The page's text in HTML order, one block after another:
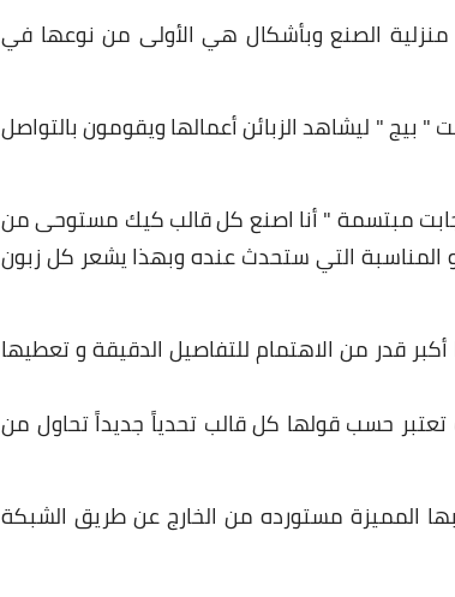
منزلية الصنع وبأشكال هي الأولى من نوعها في
" ليشاهد الزبائن أعمالها ويقومون بالتواصل
مبتسمة " أنا اصنع كل قالب كيك مستوحى من
المناسبة التي ستحدث عنده وبهذا يشعر كل زبون
قدر من الاهتمام للتفاصيل الدقيقة و تعطيها
حسب قولها كل قالب تحدياً جديداً تحاول من
المميزة مستورده من الخارج عن طريق الشبكة